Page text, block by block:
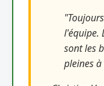
l'équipe.
sont les
pleines